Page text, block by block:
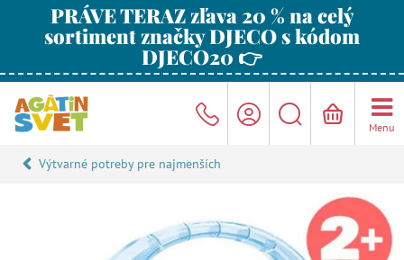
PRÁVE TERAZ zľava 20 % na celý
sortiment značky DJECO s kódom
DJECO20 👉
Menu
Výtvarné potreby pre najmenších